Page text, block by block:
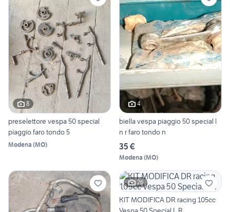
8
preselettore vespa 50 special
piaggio faro tondo 5
Modena (MO)
4
biella vespa piaggio 50 special l
n r faro tondo n
35 €
Modena (MO)
26
KIT MODIFICA DR racing 105cc